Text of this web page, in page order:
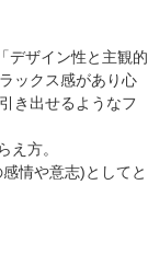
デザイン性と主観的
ックス感があり心
き出せるようなフ
え方。
情や意志)としてと